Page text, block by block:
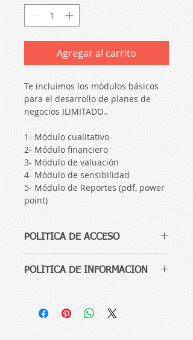
Agregar al carrito
Te incluimos los módulos básicos
para el desarrollo de planes de
negocios ILIMITADO..
1- Módulo cualitativo
2- Módulo financiero
3- Módulo de valuación
4- Módulo de sensibilidad
5- Módulo de Reportes (pdf, power
point)
POLITICA DE ACCESO
El acceso a tu sistema es por el
periodo de tiempo indicado en
la descripción de producto a
partir de realizado y
confirmado el pago, te
incluimos asesoría telefónica y
POLITICA DE INFORMACION
Tu información está resguarada y
sólo tu con tu usuario y contraseña
puede acceder a ella, por eso es
importante conserves bien